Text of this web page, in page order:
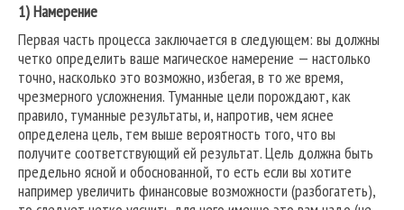
1) Намерение
Первая часть процесса заключается в следующем: вы должны
четко определить ваше магическое намерение — настолько
точно, насколько это возможно, избегая, в то же время,
чрезмерного усложнения. Туманные цели порождают, как
правило, туманные результаты, и, напротив, чем яснее
определена цель, тем выше вероятность того, что вы
получите соответствующий ей результат. Цель должна быть
предельно ясной и обоснованной, то есть если вы хотите
например увеличить финансовые возможности (разбогатеть),